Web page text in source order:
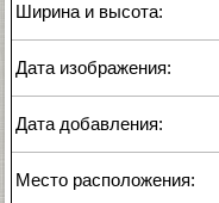
Ширина и высота:
Дата изображения:
Дата добавления:
Место расположения: